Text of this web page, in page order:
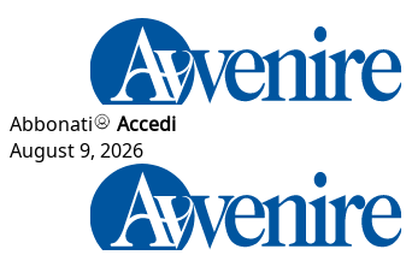
Abbonati
Accedi
August 9, 2026